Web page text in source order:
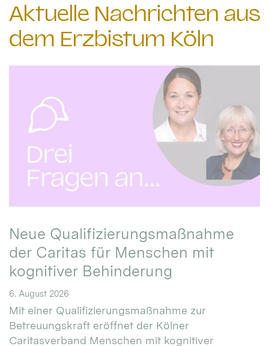
Aktuelle Nachrichten aus
dem Erzbistum Köln
Neue Qualifizierungsmaßnahme
der Caritas für Menschen mit
kognitiver Behinderung
6. August 2026
Mit einer Qualifizierungsmaßnahme zur
Betreuungskraft eröffnet der Kölner
Caritasverband Menschen mit kognitiver